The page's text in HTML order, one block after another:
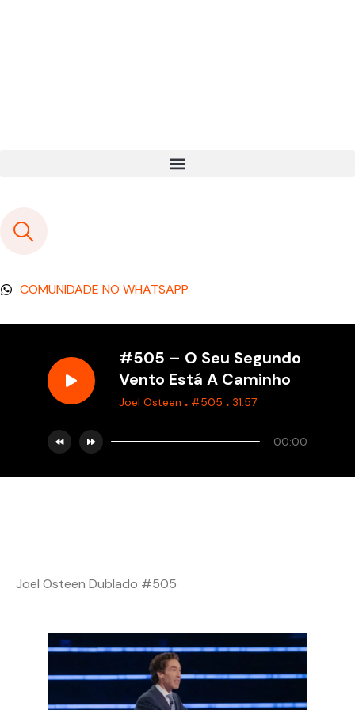
COMUNIDADE NO WHATSAPP
#505 – O Seu Segundo
Vento Está A Caminho
Joel Osteen . #505 . 31:57
00:00
Joel Osteen Dublado #505